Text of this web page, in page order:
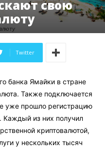
свою
Twitter
банка Ямайки в стране
Также подключается
уже прошло регистрацию
Каждый из них получил
криптовалютой,
у нескольких тысяч